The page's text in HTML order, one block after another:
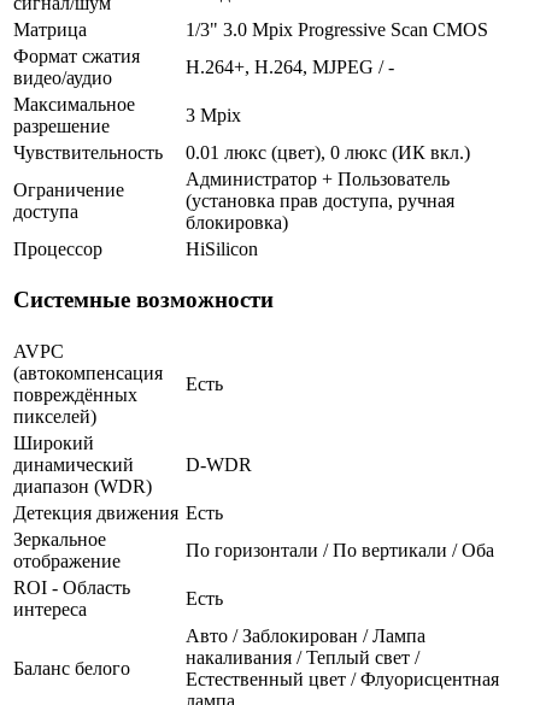
Матрица
1/3" 3.0 Mpix Progressive Scan CMOS
Формат сжатия
видео/аудио
H.264+, H.264, MJPEG / -
Максимальное
разрешение
3 Mpix
Чувствительность
0.01 люкс (цвет), 0 люкс (ИК вкл.)
Ограничение
доступа
Администратор + Пользователь
(установка прав доступа, ручная
блокировка)
Процессор
HiSilicon
Системные возможности
AVPC
(автокомпенсация
повреждённых
пикселей)
Есть
Широкий
динамический
диапазон (WDR)
D-WDR
Детекция движения Есть
Зеркальное
отображение
По горизонтали / По вертикали / Оба
ROI - Область
интереса
Есть
Баланс белого
Авто / Заблокирован / Лампа
накаливания / Теплый свет /
Естественный цвет / Флуорисцентная
лампа